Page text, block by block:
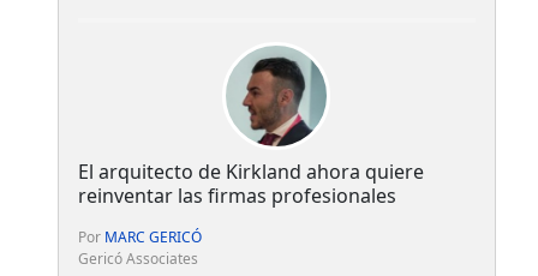
El arquitecto de Kirkland ahora quiere
reinventar las firmas profesionales
Por MARC GERICÓ
Gericó Associates